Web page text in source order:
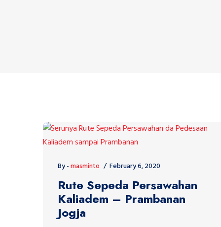
By -masminto February 6, 2020
Rute Sepeda Persawahan
Kaliadem – Prambanan
Jogja